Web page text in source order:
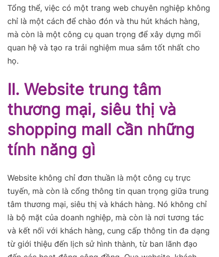
Tổng thể, việc có một trang web chuyên nghiệp không
chỉ là một cách để chào đón và thu hút khách hàng,
mà còn là một công cụ quan trọng để xây dựng mối
quan hệ và tạo ra trải nghiệm mua sắm tốt nhất cho
họ.
II. Website trung tâm
thương mại, siêu thị và
shopping mall cần những
tính năng gì
Website không chỉ đơn thuần là một công cụ trực
tuyến, mà còn là cổng thông tin quan trọng giữa trung
tâm thương mại, siêu thị và khách hàng. Nó không chỉ
là bộ mặt của doanh nghiệp, mà còn là nơi tương tác
và kết nối với khách hàng, cung cấp thông tin đa dạng
từ giới thiệu đến lịch sử hình thành, từ ban lãnh đạo